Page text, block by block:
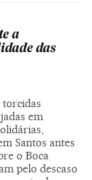
a
das
torcidas
em
Santos antes
o Boca
pelo descaso